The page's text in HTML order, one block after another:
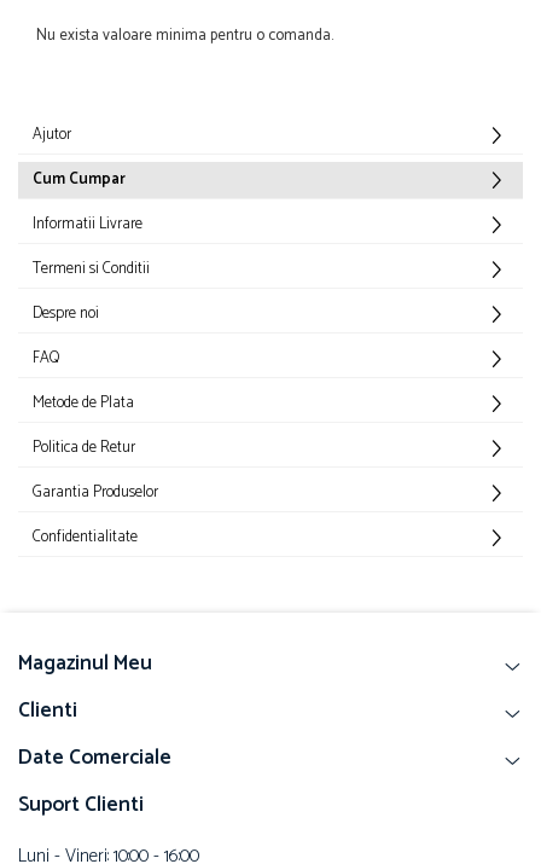
Nu exista valoare minima pentru o comanda.
Ajutor
Cum Cumpar
Informatii Livrare
Termeni si Conditii
Despre noi
FAQ
Metode de Plata
Politica de Retur
Garantia Produselor
Confidentialitate
Magazinul Meu
Clienti
Date Comerciale
Suport Clienti
Luni - Vineri: 10:00 - 16:00